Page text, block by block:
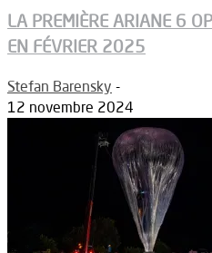
LA PREMIÈRE ARIANE 6
EN FÉVRIER 2025
Stefan Barensky -
12 novembre 2024